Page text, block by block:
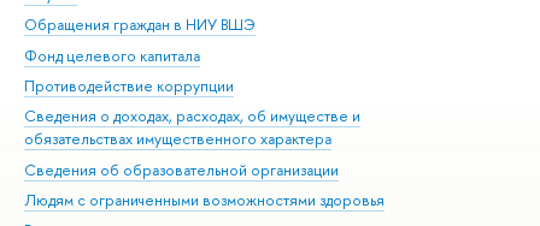
Обращения граждан в НИУ ВШЭ
Фонд целевого капитала
Противодействие коррупции
Сведения о доходах, расходах, об имуществе и
обязательствах имущественного характера
Сведения об образовательной организации
Людям с ограниченными возможностями здоровья